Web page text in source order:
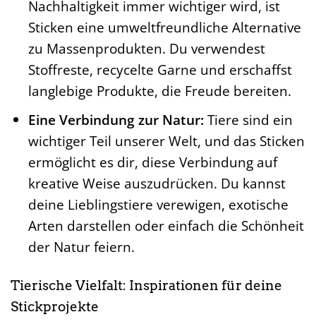
Nachhaltigkeit immer wichtiger wird, ist
Sticken eine umweltfreundliche Alternative
zu Massenprodukten. Du verwendest
Stoffreste, recycelte Garne und erschaffst
langlebige Produkte, die Freude bereiten.
Eine Verbindung zur Natur: Tiere sind ein
wichtiger Teil unserer Welt, und das Sticken
ermöglicht es dir, diese Verbindung auf
kreative Weise auszudrücken. Du kannst
deine Lieblingstiere verewigen, exotische
Arten darstellen oder einfach die Schönheit
der Natur feiern.
Tierische Vielfalt: Inspirationen für deine
Stickprojekte